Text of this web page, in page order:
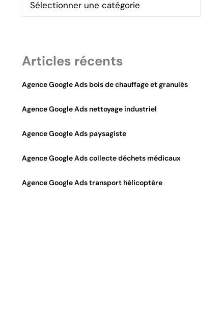
Articles récents
Agence Google Ads bois de chauffage et granulés
Agence Google Ads nettoyage industriel
Agence Google Ads paysagiste
Agence Google Ads collecte déchets médicaux
Agence Google Ads transport hélicoptère